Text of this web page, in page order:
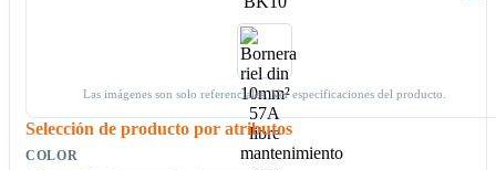
Las imágenes son solo referenciales. Ver especificaciones del producto.
Selección de producto por atributos
COLOR